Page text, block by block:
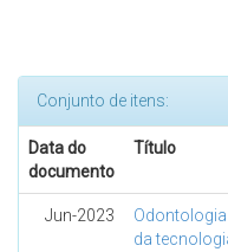
Conjunto de itens:
Data do
documento
Título
Jun-2023
da